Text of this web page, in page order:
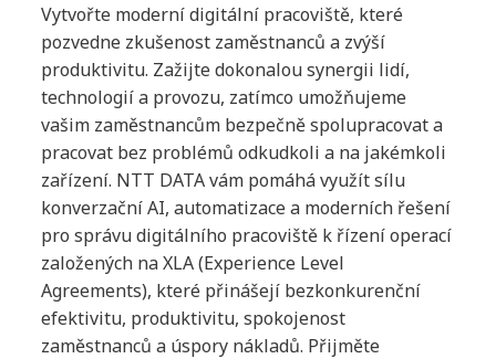
Vytvořte moderní digitální pracoviště, které
pozvedne zkušenost zaměstnanců a zvýší
produktivitu. Zažijte dokonalou synergii lidí,
technologií a provozu, zatímco umožňujeme
vašim zaměstnancům bezpečně spolupracovat a
pracovat bez problémů odkudkoli a na jakémkoli
zařízení. NTT DATA vám pomáhá využít sílu
konverzační AI, automatizace a moderních řešení
pro správu digitálního pracoviště k řízení operací
založených na XLA (Experience Level
Agreements), které přinášejí bezkonkurenční
efektivitu, produktivitu, spokojenost
zaměstnanců a úspory nákladů. Přijměte